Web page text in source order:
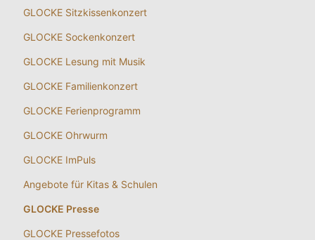
GLOCKE Sitzkissenkonzert
GLOCKE Sockenkonzert
GLOCKE Lesung mit Musik
GLOCKE Familienkonzert
GLOCKE Ferienprogramm
GLOCKE Ohrwurm
GLOCKE ImPuls
Angebote für Kitas & Schulen
GLOCKE Presse
GLOCKE Pressefotos